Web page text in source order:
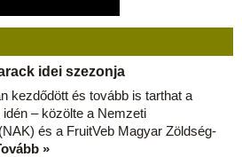
idei szezonja
kezdődött és tovább is tarthat a
– közölte a Nemzeti
és a FruitVeb Magyar Zöldség-
»